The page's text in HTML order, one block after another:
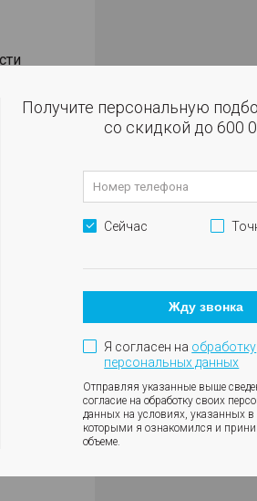
с
Получите персональную
со скидкой до 600
Сейчас
Жду звонка
Я согласен на обработку
персональных данных
Отправляя указанные выше
согласие на обработку своих
данных на условиях, указанных в
которыми я ознакомился и
объеме.